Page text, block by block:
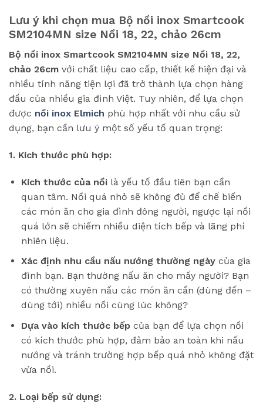
Lưu ý khi chọn mua Bộ nồi inox Smartcook
SM2104MN size Nồi 18, 22, chảo 26cm
Bộ nồi inox Smartcook SM2104MN size Nồi 18, 22,
chảo 26cm với chất liệu cao cấp, thiết kế hiện đại và
nhiều tính năng tiện lợi đã trở thành lựa chọn hàng
đầu của nhiều gia đình Việt. Tuy nhiên, để lựa chọn
được nồi inox Elmich phù hợp nhất với nhu cầu sử
dụng, bạn cần lưu ý một số yếu tố quan trọng:
1. Kích thước phù hợp:
Kích thước của nồilà yếu tố đầu tiên bạn cần
quan tâm. Nồi quá nhỏ sẽ không đủ để chế biến
các món ăn cho gia đình đông người, ngược lại nồi
quá lớn sẽ chiếm nhiều diện tích bếp và lãng phí
nhiên liệu.
Xác định nhu cầu nấu nướng thường ngàycủa gia
đình bạn. Bạn thường nấu ăn cho mấy người? Bạn
có thường xuyên nấu các món ăn cần (dùng đến –
dùng tới) nhiều nồi cùng lúc không?
Dựa vào kích thước bếpcủa bạn để lựa chọn nồi
có kích thước phù hợp, đảm bảo an toàn khi nấu
nướng và tránh trường hợp bếp quá nhỏ không đặt
vừa nồi.
2. Loại bếp sử dụng: